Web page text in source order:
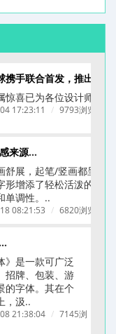
惊喜已为各位设计师备
17:23:11 / 9793浏览
也字工厂淡淡黑-灵感来源于《ニューシネマ》A D电影体
舒展，起笔/竖画都呈圆
形增添了轻松活泼的氛围
单调性。..
08:21:53 / 6820浏览
丨桃煦古风广告体上线
》是一款可广泛
招牌、包装、游
的字体。其在个
，汲..
21:38:04 / 7145浏